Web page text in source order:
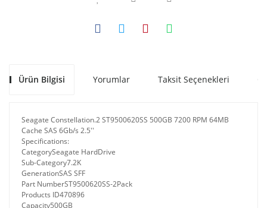
Ürün Bilgisi Yorumlar Taksit Seçenekleri
Seagate Constellation.2 ST9500620SS 500GB 7200 RPM 64MB
Cache SAS 6Gb/s 2.5''
Specifications:
CategorySeagate HardDrive
Sub-Category7.2K
GenerationSAS SFF
Part NumberST9500620SS-2Pack
Products ID470896
Capacity500GB